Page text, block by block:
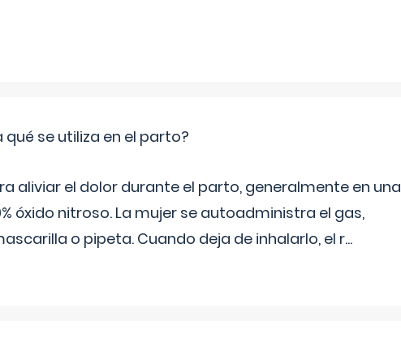
qué se utiliza en el parto?
aliviar el dolor durante el parto, generalmente en una
óxido nitroso. La mujer se autoadministra el gas,
o pipeta. Cuando deja de inhalarlo, el r...